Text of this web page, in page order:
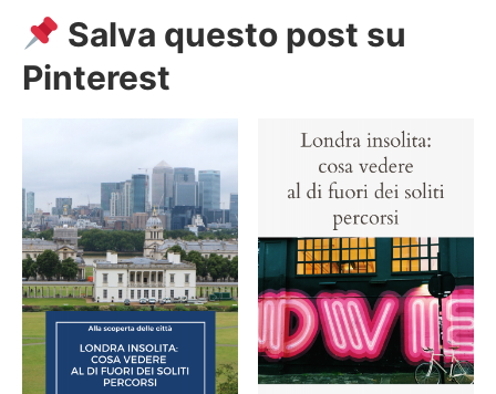
Salva questo post su
Pinterest